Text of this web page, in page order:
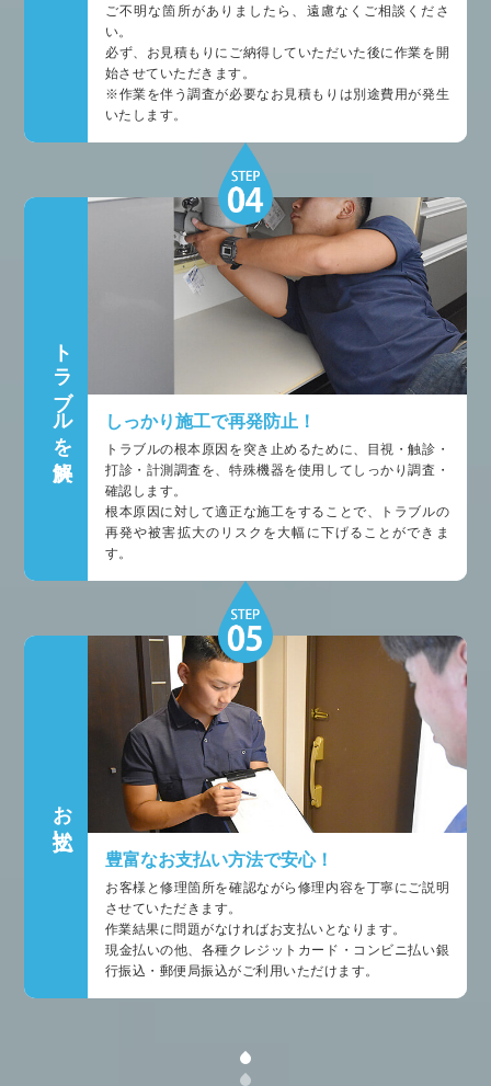
ご不明な箇所がありましたら、遠慮なくご相談くださ
い。
必ず、お見積もりにご納得していただいた後に作業を開
始させていただきます。
※作業を伴う調査が必要なお見積もりは別途費用が発生
いたします。
トラブルを解決 しっかり施工で再発防止！
トラブルの根本原因を突き止めるために、目視・触診・
打診・計測調査を、特殊機器を使用してしっかり調査・
確認します。
根本原因に対して適正な施工をすることで、トラブルの
再発や被害拡大のリスクを大幅に下げることができま
す。
お支払い
豊富なお支払い方法で安心！
お客様と修理箇所を確認ながら修理内容を丁寧にご説明
させていただきます。
作業結果に問題がなければお支払いとなります。
現金払いの他、各種クレジットカード・コンビニ払い銀
行振込・郵便局振込がご利用いただけます。